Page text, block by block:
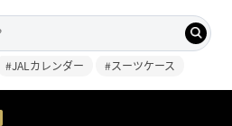
#JALカレンダー #スーツケース